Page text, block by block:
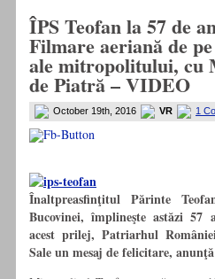
ÎPS Teofan la 57 de
Filmare aeriană de
ale mitropolitului, cu
de Piatră – VIDEO
October 19th, 2016 VR 1
Înaltpreasfinţitul Părinte
Bucovinei, împlineşte astăzi 57
acest prilej, Patriarhul
Sale un mesaj de felicitare, anunţă